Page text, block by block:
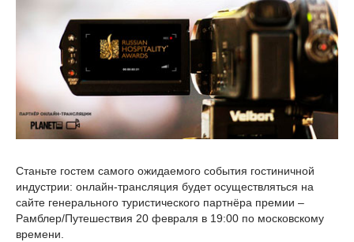
Станьте гостем самого ожидаемого события гостиничной
индустрии: онлайн-трансляция будет осуществляться на
сайте генерального туристического партнёра премии –
Рамблер/Путешествия 20 февраля в 19:00 по московскому
времени.